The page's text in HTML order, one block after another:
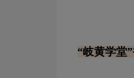
“岐黄学堂